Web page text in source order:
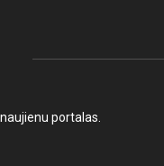
portalas.